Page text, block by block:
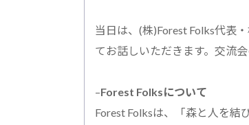
当日は、(株)Forest Folks代表
てお話しいただきます。交流
–Forest Folksについて
Forest Folksは、「森と人を結